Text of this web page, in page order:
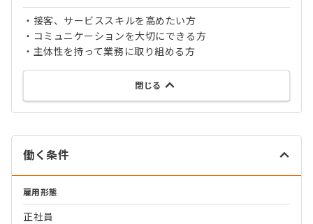
・接客、サービススキルを高めたい方
・コミュニケーションを大切にできる方
・主体性を持って業務に取り組める方
閉じる
働く条件
雇用形態
正社員